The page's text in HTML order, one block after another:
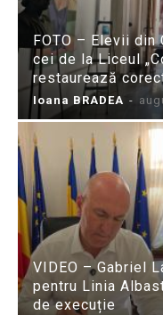
FOTO – Elevii
cei de la Liceul
restaurează
Ioana BRADEA -
VIDEO – Gabriel
pentru Linia
de execuție